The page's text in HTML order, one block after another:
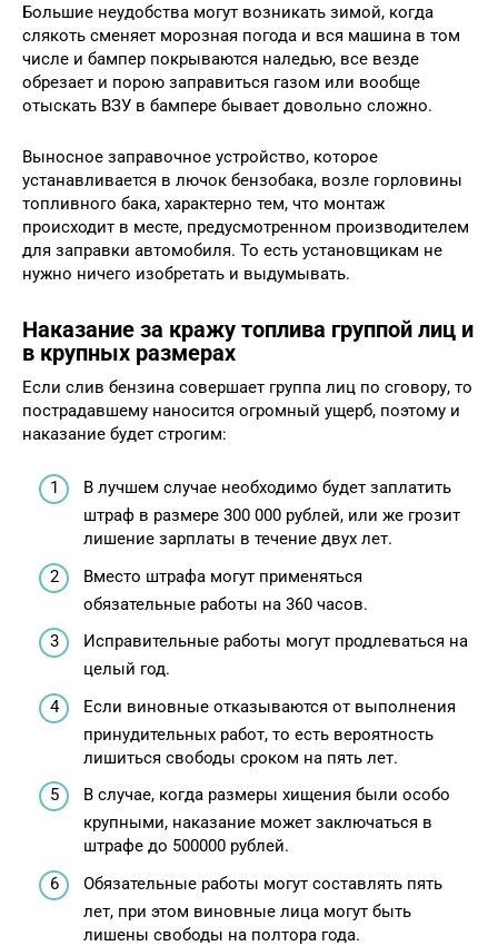
Большие неудобства могут возникать зимой, когда
слякоть сменяет морозная погода и вся машина в том
числе и бампер покрываются наледью, все везде
обрезает и порою заправиться газом или вообще
отыскать ВЗУ в бампере бывает довольно сложно.
Выносное заправочное устройство, которое
устанавливается в лючок бензобака, возле горловины
топливного бака, характерно тем, что монтаж
происходит в месте, предусмотренном производителем
для заправки автомобиля. То есть установщикам не
нужно ничего изобретать и выдумывать.
Наказание за кражу топлива группой лиц и
в крупных размерах
Если слив бензина совершает группа лиц по сговору, то
пострадавшему наносится огромный ущерб, поэтому и
наказание будет строгим:
В лучшем случае необходимо будет заплатить
штраф в размере 300 000 рублей, или же грозит
лишение зарплаты в течение двух лет.
Вместо штрафа могут применяться
обязательные работы на 360 часов.
Исправительные работы могут продлеваться на
целый год.
Если виновные отказываются от выполнения
принудительных работ, то есть вероятность
лишиться свободы сроком на пять лет.
В случае, когда размеры хищения были особо
крупными, наказание может заключаться в
штрафе до 500000 рублей.
Обязательные работы могут составлять пять
лет, при этом виновные лица могут быть
лишены свободы на полтора года.